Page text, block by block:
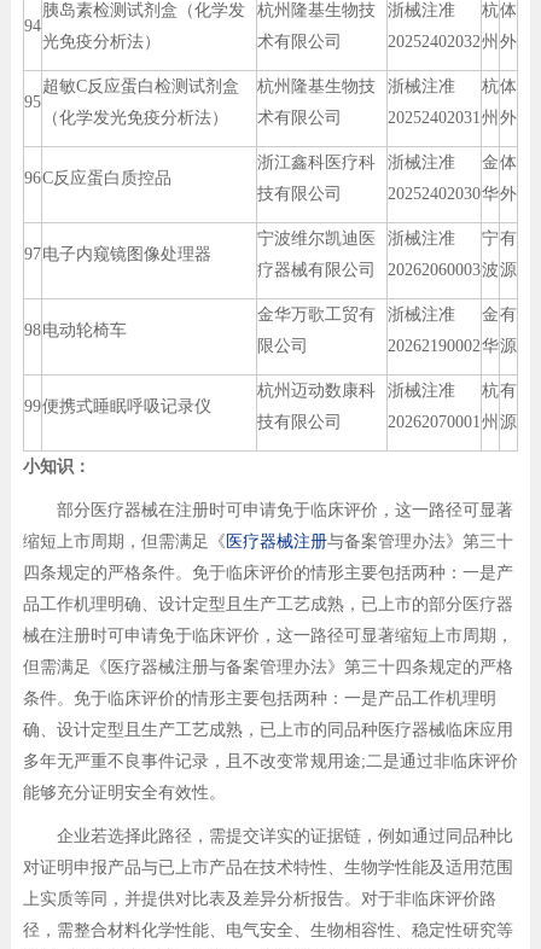
94
胰岛素检测试剂盒（化学发
光免疫分析法）
杭州隆基生物技
术有限公司
浙械注准
20252402032
杭
州
体
外
95
超敏C反应蛋白检测试剂盒
（化学发光免疫分析法）
杭州隆基生物技
术有限公司
浙械注准
20252402031
杭
州
体
外
96C反应蛋白质控品
浙江鑫科医疗科
技有限公司
浙械注准
20252402030
金
华
体
外
97电子内窥镜图像处理器
宁波维尔凯迪医
疗器械有限公司
浙械注准
20262060003
宁
波
有
源
98电动轮椅车
金华万歌工贸有
限公司
浙械注准
20262190002
金
华
有
源
99便携式睡眠呼吸记录仪
杭州迈动数康科
技有限公司
浙械注准
20262070001
杭
州
有
源
小知识：
部分医疗器械在注册时可申请免于临床评价，这一路径可显著
缩短上市周期，但需满足《 医疗器械注册与备案管理办法》第三十
四条规定的严格条件。免于临床评价的情形主要包括两种：一是产
品工作机理明确、设计定型且生产工艺成熟，已上市的部分医疗器
械在注册时可申请免于临床评价，这一路径可显著缩短上市周期，
但需满足《医疗器械注册与备案管理办法》第三十四条规定的严格
条件。免于临床评价的情形主要包括两种：一是产品工作机理明
确、设计定型且生产工艺成熟，已上市的同品种医疗器械临床应用
多年无严重不良事件记录，且不改变常规用途;二是通过非临床评价
能够充分证明安全有效性。
企业若选择此路径，需提交详实的证据链，例如通过同品种比
对证明申报产品与已上市产品在技术特性、生物学性能及适用范围
上实质等同，并提供对比表及差异分析报告。对于非临床评价路
径，需整合材料化学性能、电气安全、生物相容性、稳定性研究等